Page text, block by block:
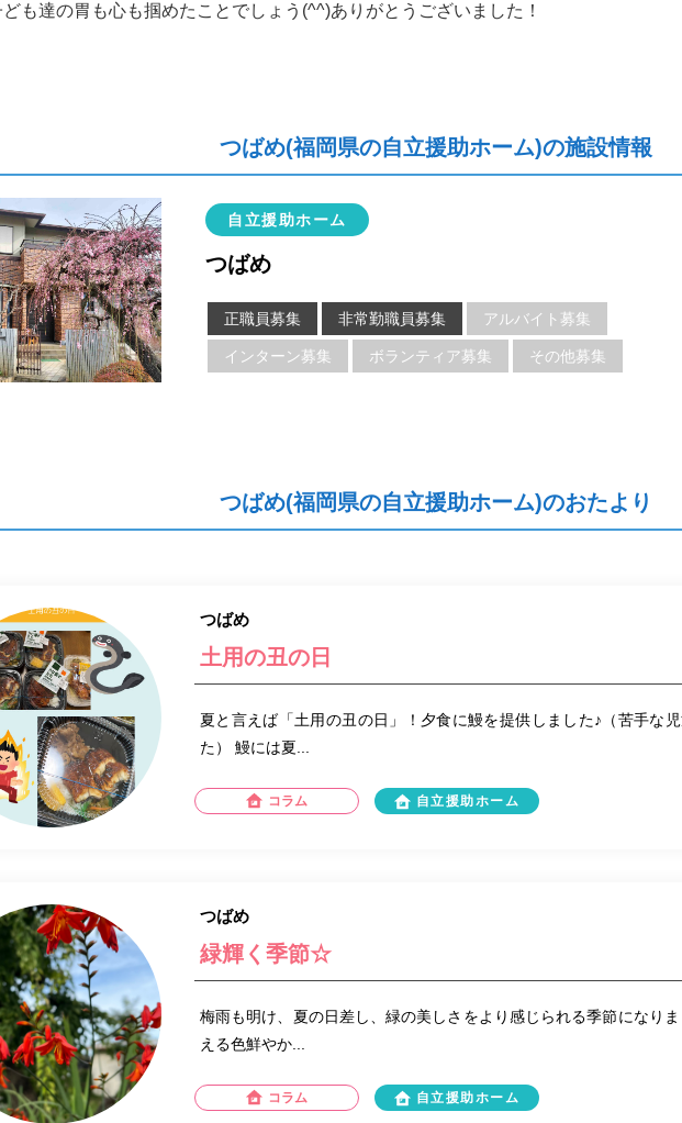
も達の胃も心も掴めたことでしょう(^^)ありがとうございました！
つばめ(福岡県の自立援助ホーム)の施設情報
自立援助ホーム
つばめ
正職員募集 非常勤職員募集 アルバイト募集
インターン募集 ボランティア募集 その他募集
つばめ(福岡県の自立援助ホーム)のおたより
つばめ
土用の丑の日
夏と言えば「土用の丑の日」！夕食に鰻を提供しました♪（苦手な
た） 鰻には夏...
コラム 自立援助ホーム
つばめ
緑輝く季節☆
梅雨も明け、夏の日差し、緑の美しさをより感じられる季節になり
える色鮮やか...
コラム 自立援助ホーム